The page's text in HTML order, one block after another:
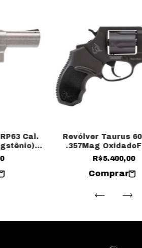
Cal.
Revólver Taurus
.357Mag
R$5.400,00